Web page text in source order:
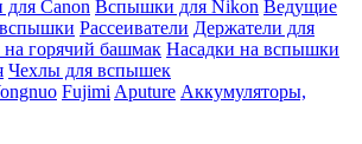
Canon Вспышки для Nikon Ведущие
Рассеиватели Держатели для
горячий башмак Насадки на вспышки
Чехлы для вспышек
Fujimi Aputure Аккумуляторы,